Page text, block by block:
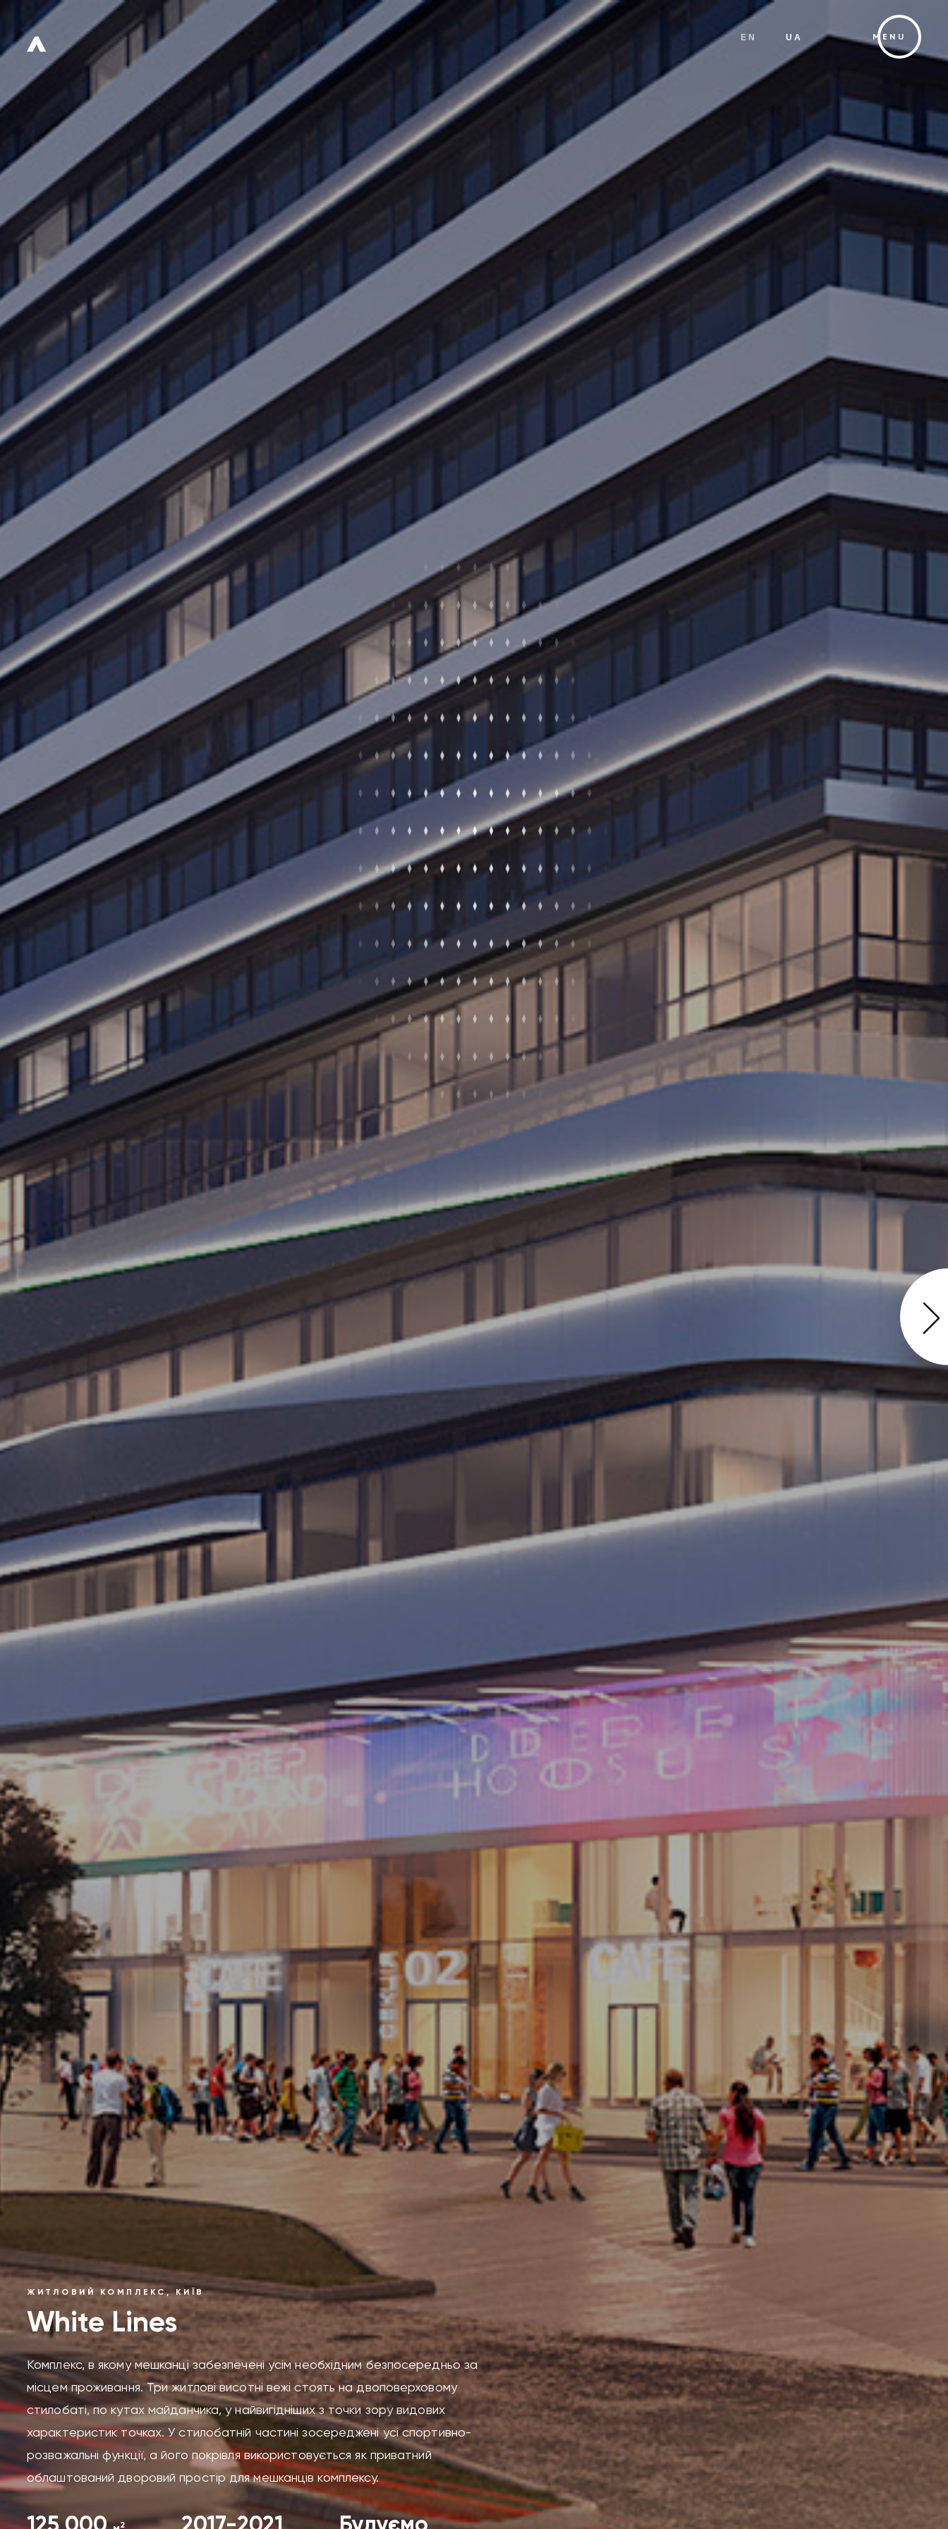
FREE
ZONE
EN UA MENU
ЖИТЛОВИЙ КОМПЛЕКС, КИЇВ
White Lines
Комплекс, в якому мешканці забезпечені усім необхідним безпосередньо за
місцем проживання. Три житлові висотні вежі стоять на двоповерховому
стилобаті, по кутах майданчика, у найвигідніших з точки зору видових
характеристик точках. У стилобатній частині зосереджені усі спортивно-
розважальні функції, а його покрівля використовується як приватний
облаштований дворовий простір для мешканців комплексу.
2